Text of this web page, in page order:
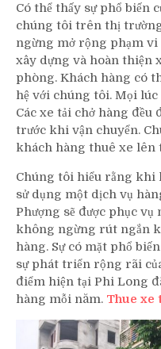
Có thể thấy sự phổ biến
chúng tôi trên thị
ngừng mở rộng phạm vi
xây dựng và hoàn thiện
phòng. Khách hàng có
hệ với chúng tôi. Mọi
Các xe tải chở hàng
trước khi vận chuyển.
khách hàng thuê xe lên
Chúng tôi hiểu rằng khi
sử dụng một dịch vụ
Phượng sẽ được phục
không ngừng rút ngắn
hàng. Sự có mặt phổ
sự phát triển rộng rãi
điểm hiện tại Phi Long
hàng mỗi năm. Thue xe